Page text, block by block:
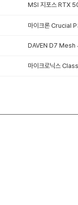
MSI 지포스 RTX
마이크론 Crucial
DAVEN D7 Mesh
마이크로닉스